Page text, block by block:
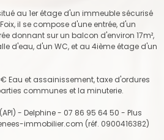
au 1er étage d'un immeuble sécurisé
il se compose d'une entrée, d'un
donnant sur un balcon d'environ 17m²,
d'eau, d'un WC, et au 4ième étage d'un
Eau et assainissement, taxe d'ordures
communes et la minuterie.
(API) - Delphine - 07 86 95 64 50 - Plus
immobilier.com (réf. 0900416382)